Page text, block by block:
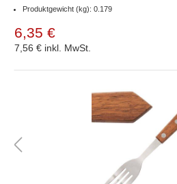
Produktgewicht (kg): 0.179
6,35 €
7,56 € inkl. MwSt.